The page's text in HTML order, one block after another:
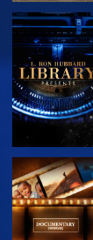
DÉCOUVRIR
LES SÉRIES
DÉCOUVRIR
LES SÉRIES